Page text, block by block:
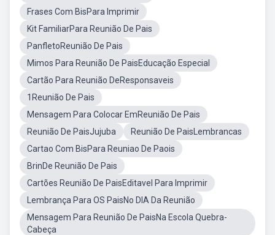
Frases Com BisPara Imprimir
Kit FamiliarPara Reunião De Pais
PanfletoReunião De Pais
Mimos Para Reunião De PaisEducação Especial
Cartão Para Reunião DeResponsaveis
1Reunião De Pais
Mensagem Para Colocar EmReunião De Pais
Reunião De PaisJujuba
Reunião De PaisLembrancas
Cartao Com BisPara Reuniao De Paois
BrinDe Reunião De Pais
Cartões Reunião De PaisEditavel Para Imprimir
Lembrança Para OS PaisNo DIA Da Reunião
Mensagem Para Reunião De PaisNa Escola Quebra-
Cabeça